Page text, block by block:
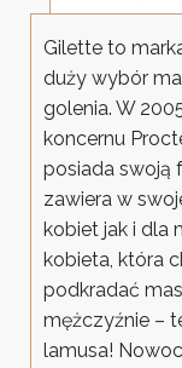
Gilette to
duży wybór
golenia. W
koncernu
posiada swoją
zawiera w
kobiet jak i dla
kobieta, która
podkradać
mężczyźnie –
lamusa!